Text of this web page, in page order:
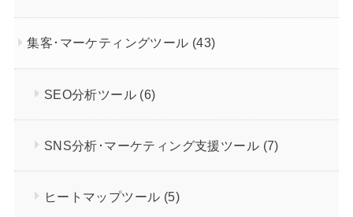
集客･マーケティングツール (43)
SEO分析ツール (6)
SNS分析･マーケティング支援ツール (7)
ヒートマップツール (5)